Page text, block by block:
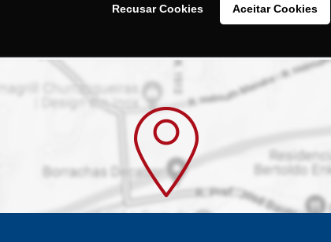
Recusar Cookies Aceitar Cookies